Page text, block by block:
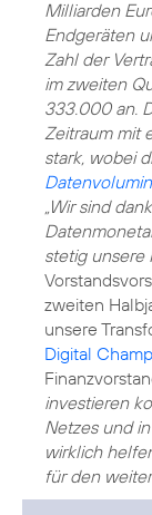
Milliarden
Endgeräten
Zahl der
im zweiten
333.000 an.
Zeitraum mit
stark, wobei
„Wir sind
stetig unsere
zweiten
unsere
Digital
investieren
Netzes und
wirklich
für den